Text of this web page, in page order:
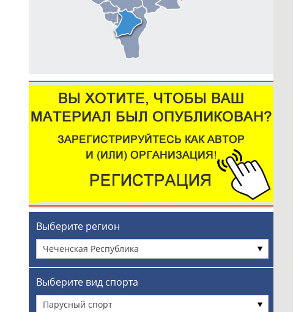
Выберите регион
Чеченская Республика
Выберите вид спорта
Парусный спорт